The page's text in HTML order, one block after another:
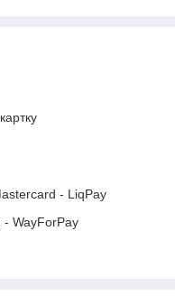
- LiqPay
WayForPay